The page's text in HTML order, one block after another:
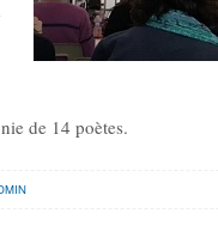
de 14 poètes.